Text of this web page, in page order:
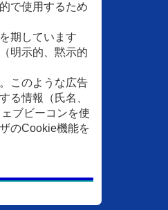
で使用するため
期しています
明示的、黙示的
このような広告
る情報（氏名、
ブビーコンを使
のCookie機能を